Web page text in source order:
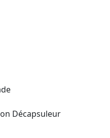
Décapsuleur